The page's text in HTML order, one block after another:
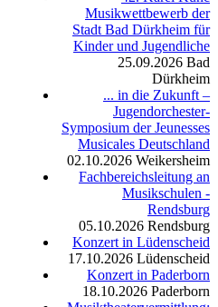
Musikwettbewerb der
Stadt Bad Dürkheim für
Kinder und Jugendliche
25.09.2026 Bad
Dürkheim
... in die Zukunft –
Jugendorchester-
Symposium der Jeunesses
Musicales Deutschland
02.10.2026 Weikersheim
Fachbereichsleitung an
Musikschulen -
Rendsburg
05.10.2026 Rendsburg
Konzert in Lüdenscheid
17.10.2026 Lüdenscheid
Konzert in Paderborn
18.10.2026 Paderborn